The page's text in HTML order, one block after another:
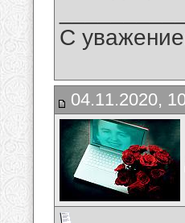
С
04.11.2020,